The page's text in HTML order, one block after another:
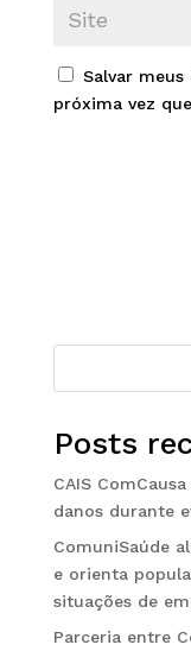
Salvar meus
próxima vez
Posts
CAIS
danos durante
ComuniSaúde
e orienta
situações de
Parceria entre